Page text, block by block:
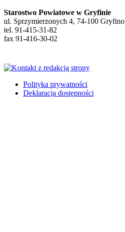
Starostwo Powiatowe w Gryfinie
ul. Sprzymierzonych 4, 74-100 Gryfino
tel. 91-415-31-82
fax 91-416-30-02
Polityka prywatności
Deklaracja dostępności